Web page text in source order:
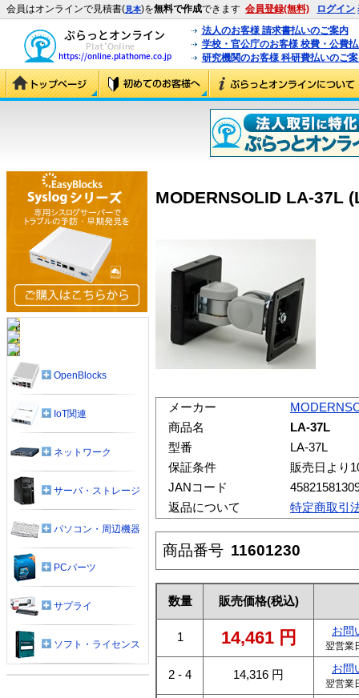
会員はオンラインで見積書(見本)を無料で作成できます 会員登録(無料) ログイン
法人のお客様 請求書払いのご案内
学校・官公庁のお客様 校費・公費
研究機関のお客様 科研費払いのご
MODERNSOLID LA-37L
メーカー
商品名
LA-37L
型番
LA-37L
保証条件
販売日より
JANコード
返品について
特定商取引
商品番号 11601230
数量 販売価格(税込)
1 14,461 円 お問
翌営業
2 - 4 14,316 円 お問
翌営業
OpenBlocks
IoT関連
ネットワーク
サーバ・ストレージ
パソコン・周辺機器
PCパーツ
サプライ
ソフト・ライセンス